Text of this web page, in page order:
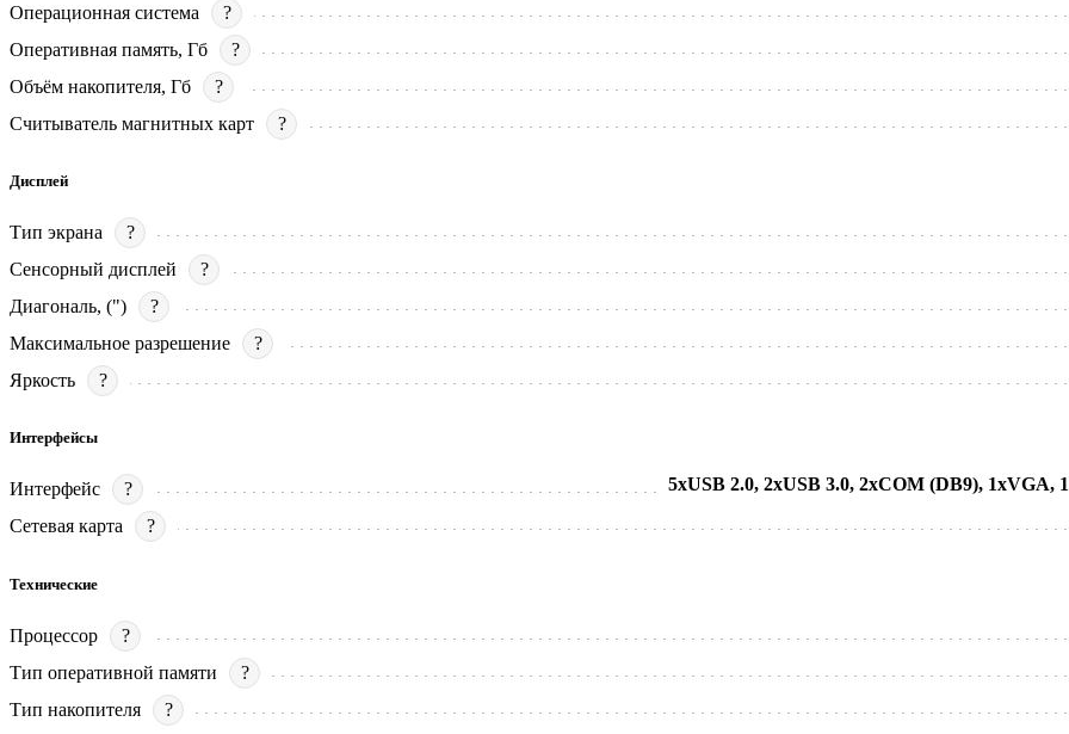
Операционная система
?
Оперативная память, Гб
?
Объём накопителя, Гб
?
Считыватель магнитных карт
?
Дисплей
Тип экрана
?
Сенсорный дисплей
?
Диагональ, (")
?
Максимальное разрешение
?
Яркость
?
Интерфейсы
Интерфейс ? 5хUSB 2.0, 2хUSB 3.0, 2хCOM (DB9),
Сетевая карта ?
Технические
Процессор
?
Тип оперативной памяти
?
Тип накопителя
?